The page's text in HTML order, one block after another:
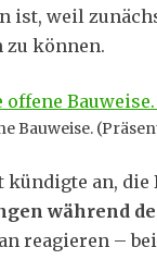
ist, weil
zu können.
Bauweise.
an, die
während
reagieren –